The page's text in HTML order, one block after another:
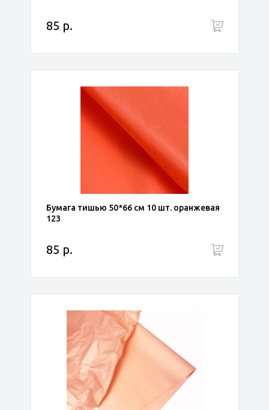
85 р.
Бумага тишью 50*66 см 10 шт. оранжевая
123
85 р.